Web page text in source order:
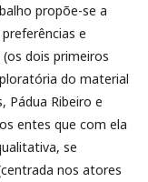
propõe-se a
e
dois primeiros
do material
Pádua Ribeiro e
entes que com ela
se
nos atores